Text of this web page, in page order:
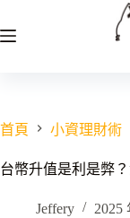
至
容
首頁 小資理財術
台幣升值是利是弊
Jeffery 2025